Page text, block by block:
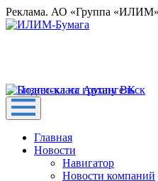
Реклама. АО «Группа
Главная
Новости
Навигатор
Новости компаний